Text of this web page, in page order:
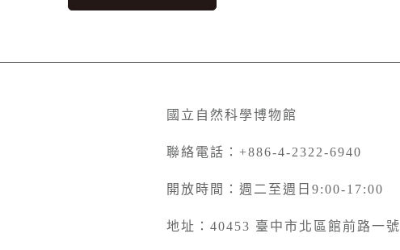
國立自然科學博物館
聯絡電話：+886-4-2322-6940
開放時間：週二至週日9:00-17:00
地址：40453 臺中市北區館前路一號